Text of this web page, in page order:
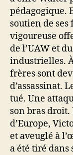
pédagogique.
soutien de
vigoureuse
de l’UAW et
industrielles.
frères sont
d’assassinat.
tué. Une
son bras
d’Europe,
et aveuglé à
a été tiré dans